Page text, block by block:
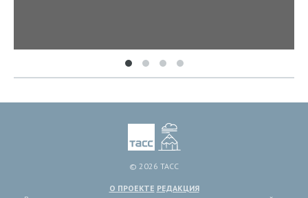
© 2026 ТАСС
О ПРОЕКТЕ РЕДАКЦИЯ